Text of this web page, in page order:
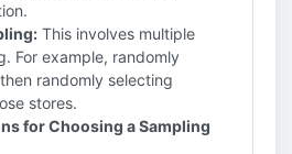
This involves multiple
For example, randomly
randomly selecting
stores.
for Choosing a Sampling